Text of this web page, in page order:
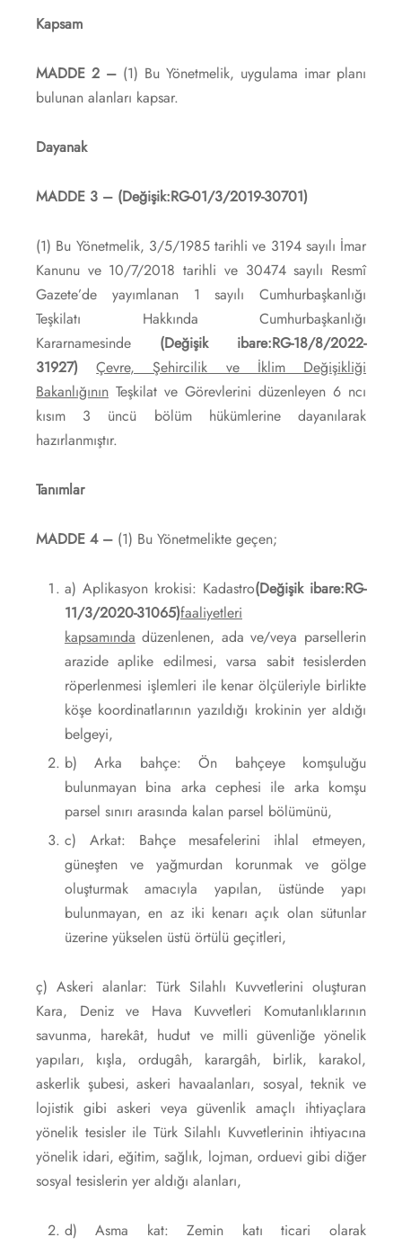
Kapsam
MADDE 2 – (1) Bu Yönetmelik, uygulama imar planı
bulunan alanları kapsar.
Dayanak
MADDE 3 – (Değişik:RG-01/3/2019-30701)
(1) Bu Yönetmelik, 3/5/1985 tarihli ve 3194 sayılı İmar
Kanunu ve 10/7/2018 tarihli ve 30474 sayılı Resmî
Gazete’de yayımlanan 1 sayılı Cumhurbaşkanlığı
Teşkilatı Hakkında Cumhurbaşkanlığı
Kararnamesinde (Değişik ibare:RG-18/8/2022-
31927)
Çevre, Şehircilik ve İklim Değişikliği
Bakanlığının Teşkilat ve Görevlerini düzenleyen 6 ncı
kısım 3 üncü bölüm hükümlerine dayanılarak
hazırlanmıştır.
Tanımlar
MADDE 4 – (1) Bu Yönetmelikte geçen;
a) Aplikasyon krokisi: Kadastro(Değişik ibare:RG-
11/3/2020-31065)faaliyetleri
kapsamında düzenlenen, ada ve/veya parsellerin
arazide aplike edilmesi, varsa sabit tesislerden
röperlenmesi işlemleri ile kenar ölçüleriyle birlikte
köşe koordinatlarının yazıldığı krokinin yer aldığı
belgeyi,
b) Arka bahçe: Ön bahçeye komşuluğu
bulunmayan bina arka cephesi ile arka komşu
parsel sınırı arasında kalan parsel bölümünü,
c) Arkat: Bahçe mesafelerini ihlal etmeyen,
güneşten ve yağmurdan korunmak ve gölge
oluşturmak amacıyla yapılan, üstünde yapı
bulunmayan, en az iki kenarı açık olan sütunlar
üzerine yükselen üstü örtülü geçitleri,
ç) Askeri alanlar: Türk Silahlı Kuvvetlerini oluşturan
Kara, Deniz ve Hava Kuvvetleri Komutanlıklarının
savunma, harekât, hudut ve milli güvenliğe yönelik
yapıları, kışla, ordugâh, karargâh, birlik, karakol,
askerlik şubesi, askeri havaalanları, sosyal, teknik ve
lojistik gibi askeri veya güvenlik amaçlı ihtiyaçlara
yönelik tesisler ile Türk Silahlı Kuvvetlerinin ihtiyacına
yönelik idari, eğitim, sağlık, lojman, orduevi gibi diğer
sosyal tesislerin yer aldığı alanları,
d) Asma kat: Zemin katı ticari olarak